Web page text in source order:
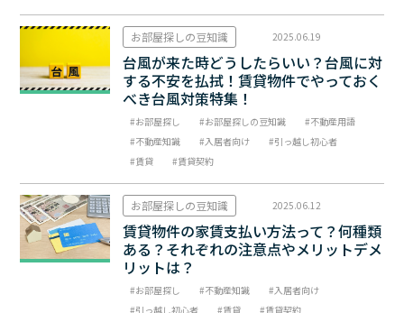
お部屋探しの豆知識 2025.06.19
台風が来た時どうしたらいい？台風に対
する不安を払拭！賃貸物件でやっておく
べき台風対策特集！
お部屋探し お部屋探しの豆知識
不動産用語
不動産知識
入居者向け
引っ越し初心者
賃貸
賃貸契約
お部屋探しの豆知識 2025.06.12
賃貸物件の家賃支払い方法って？何種類
ある？それぞれの注意点やメリットデメ
リットは？
お部屋探し 不動産知識
入居者向け
引っ越し初心者
賃貸 賃貸契約